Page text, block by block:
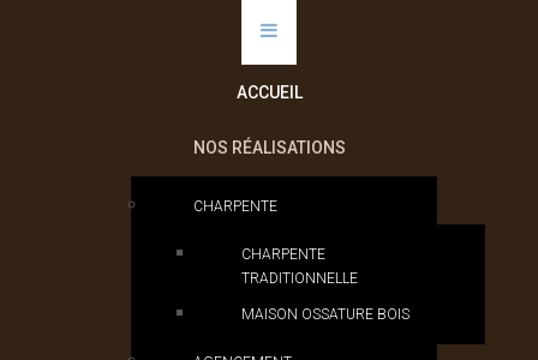
ACCUEIL
NOS RÉALISATIONS
CHARPENTE
CHARPENTE
TRADITIONNELLE
MAISON OSSATURE BOIS